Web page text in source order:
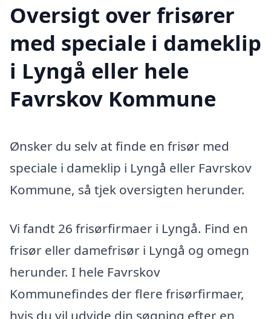
Oversigt over frisører
med speciale i dameklip
i Lyngå eller hele
Favrskov Kommune
Ønsker du selv at finde en frisør med
speciale i dameklip i Lyngå eller Favrskov
Kommune, så tjek oversigten herunder.
Vi fandt 26 frisørfirmaer i Lyngå. Find en
frisør eller damefrisør i Lyngå og omegn
herunder. I hele Favrskov
Kommunefindes der flere frisørfirmaer,
hvis du vil udvide din søgning efter en